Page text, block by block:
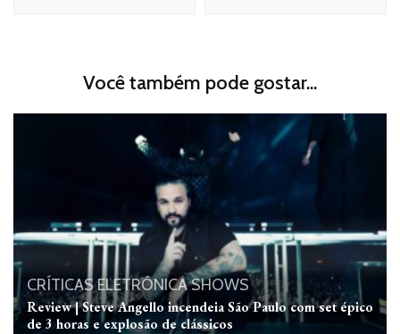
Você também pode gostar...
CRÍTICASELETRÔNICASHOWS
Review | Steve Angello incendeia São Paulo com set épico
de 3 horas e explosão de clássicos